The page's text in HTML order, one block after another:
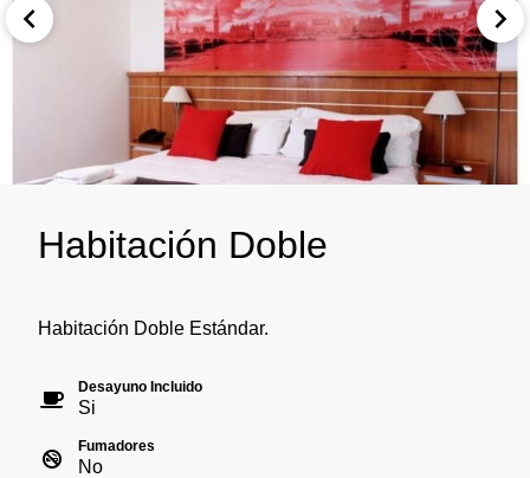
Habitación Doble
Habitación Doble Estándar.
Desayuno Incluido
Si
Fumadores
No